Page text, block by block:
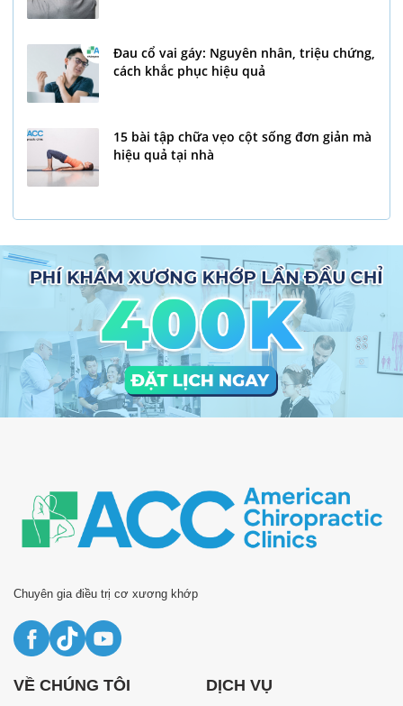
Đau cổ vai gáy: Nguyên nhân, triệu chứng,
cách khắc phục hiệu quả
15 bài tập chữa vẹo cột sống đơn giản mà
hiệu quả tại nhà
Chuyên gia điều trị cơ xương khớp
VỀ CHÚNG TÔI DỊCH VỤ